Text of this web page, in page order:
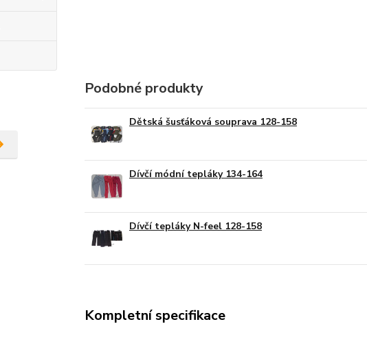
Podobné produkty
Dětská šusťáková souprava 128-158
Dívčí módní tepláky 134-164
Dívčí tepláky N-feel 128-158
Kompletní specifikace